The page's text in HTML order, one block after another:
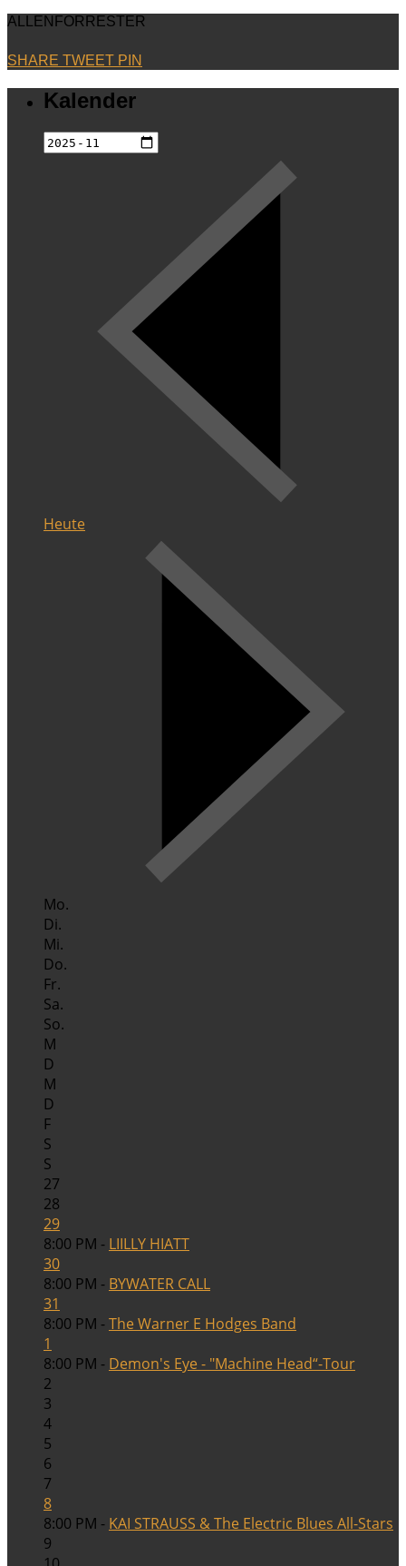
ALLENFORRESTER
SHARE TWEET PIN
Kalender
Heute
Mo.
Di.
Mi.
Do.
Fr.
Sa.
So.
M
D
M
D
F
S
S
27
28
29
8:00 PM - LIILLY HIATT
30
8:00 PM - BYWATER CALL
31
8:00 PM -The Warner E Hodges Band
1
8:00 PM - Demon's Eye - "Machine Head“-Tour
2
3
4
5
6
7
8
8:00 PM - KAI STRAUSS & The Electric Blues All-Stars
9